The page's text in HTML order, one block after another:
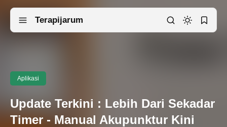
Terapijarum
Aplikasi
Update Terkini : Lebih Dari Sekadar
Timer - Manual Akupunktur Kini